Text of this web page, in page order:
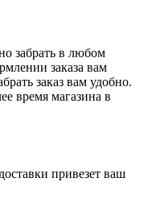
забрать в любом
заказа вам
заказ вам удобно.
время магазина в
привезет ваш